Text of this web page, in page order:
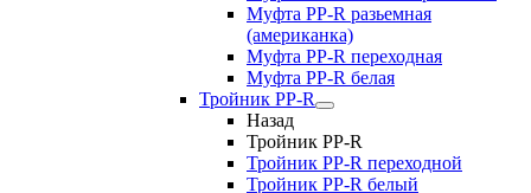
Муфта РР-R разьемная
(американка)
Муфта РР-R переходная
Муфта РР-R белая
Тройник PP-R
Назад
Тройник PP-R
Тройник РР-R переходной
Тройник РР-R белый